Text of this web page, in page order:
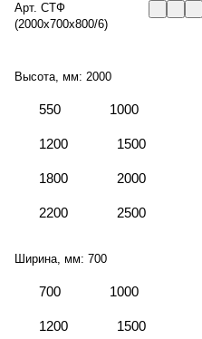
Арт. СТФ
(2000x700x800/6)
Высота, мм: 2000
550 1000
1200 1500
1800 2000
2200 2500
Ширина, мм: 700
700 1000
1200 1500